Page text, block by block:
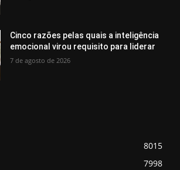
Cinco razões pelas quais a inteligência
emocional virou requisito para liderar
7 de agosto de 2026
8015
7998